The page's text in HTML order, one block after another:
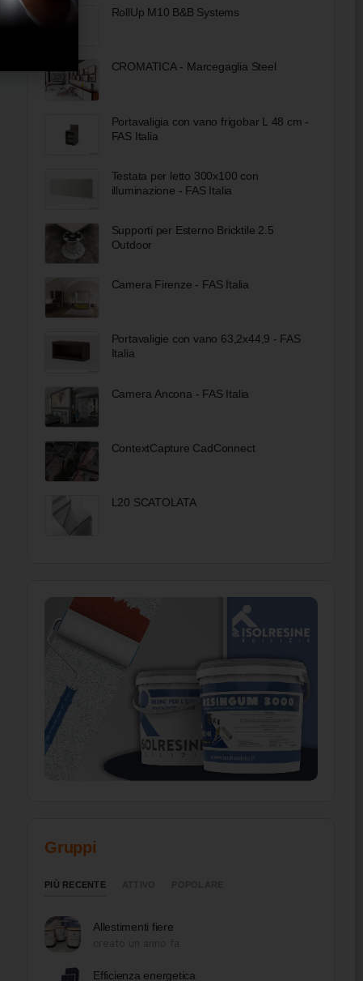
RollUp M10 B&B Systems
CROMATICA - Marcegaglia Steel
Portavaligia con vano frigobar L 48 cm -
FAS Italia
Testata per letto 300x100 con
illuminazione - FAS Italia
Supporti per Esterno Bricktile 2.5
Outdoor
Camera Firenze - FAS Italia
Portavaligie con vano 63,2x44,9 - FAS
Italia
Camera Ancona - FAS Italia
ContextCapture CadConnect
L20 SCATOLATA
Gruppi
PIÙ RECENTE
Allestimenti fiere
Efficienza energetica